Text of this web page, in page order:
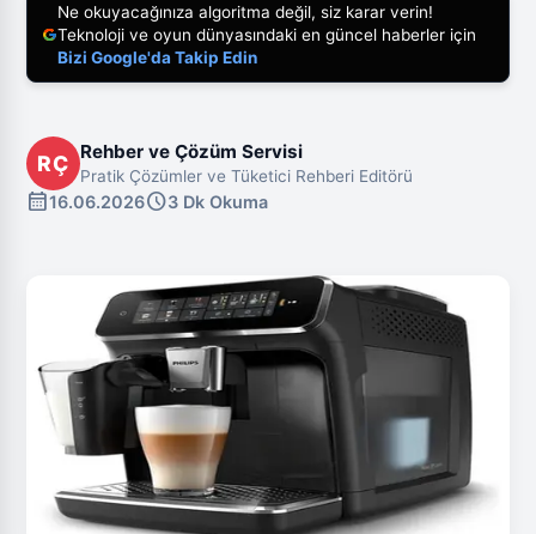
Ne okuyacağınıza algoritma değil, siz karar verin!
Teknoloji ve oyun dünyasındaki en güncel haberler için
Bizi Google'da Takip Edin
RÇ Rehber ve Çözüm Servisi
Pratik Çözümler ve Tüketici Rehberi Editörü
calendar_month16.06.2026schedule3 Dk Okuma